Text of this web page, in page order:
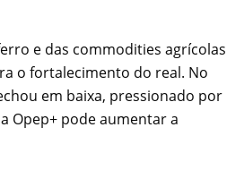
e das commodities agrícolas
o fortalecimento do real. No
em baixa, pressionado por
Opep+ pode aumentar a